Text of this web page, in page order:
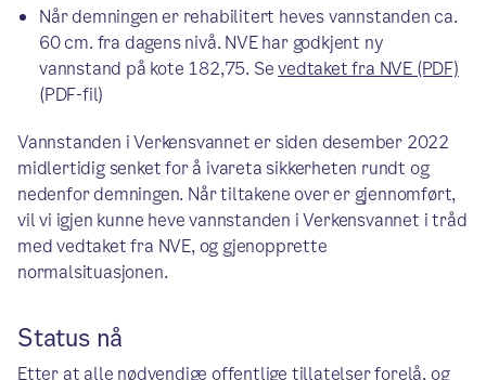
Når demningen er rehabilitert heves vannstanden ca.
60 cm. fra dagens nivå. NVE har godkjent ny
vannstand på kote 182,75. Sevedtaket fra NVE (PDF)
(PDF-fil)
Vannstanden i Verkensvannet er siden desember 2022
midlertidig senket for å ivareta sikkerheten rundt og
nedenfor demningen. Når tiltakene over er gjennomført,
vil vi igjen kunne heve vannstanden i Verkensvannet i tråd
med vedtaket fra NVE, og gjenopprette
normalsituasjonen.
Status nå
Etter at alle nødvendige offentlige tillatelser forelå, og